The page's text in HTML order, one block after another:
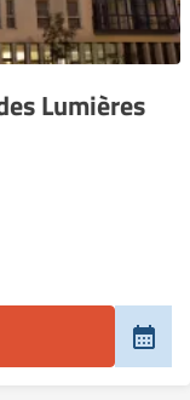
Lumières